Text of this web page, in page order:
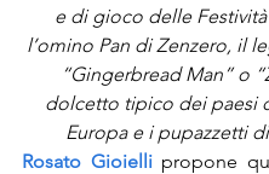
e di gioco delle
l’omino Pan di Zenzero, il
“Gingerbread Man” o
dolcetto tipico dei paesi
Europa e i pupazzetti
Rosato Gioielli propone